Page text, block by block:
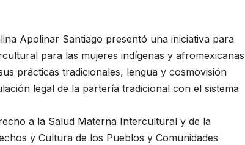
Apolinar Santiago presentó una iniciativa para
para las mujeres indígenas y afromexicanas
prácticas tradicionales, lengua y cosmovisión
legal de la partería tradicional con el sistema
a la Salud Materna Intercultural y de la
y Cultura de los Pueblos y Comunidades